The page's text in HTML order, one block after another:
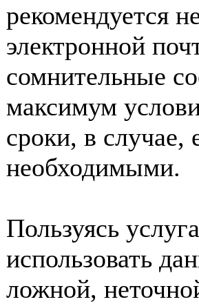
рекомендуется
электронной
сомнительные
максимум
сроки, в случае,
необходимыми.
Пользуясь
использовать
ложной,